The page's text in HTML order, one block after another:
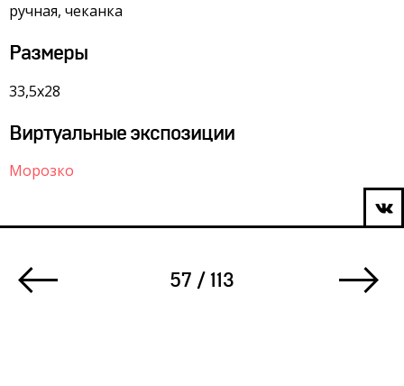
ручная, чеканка
Размеры
33,5х28
Виртуальные экспозиции
Морозко
57 / 113